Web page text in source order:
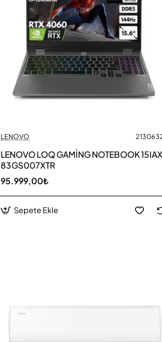
LENOVO
LENOVO LOQ GAMİNG NOTEBOOK
83GS007XTR
95.999,00₺
Sepete Ekle